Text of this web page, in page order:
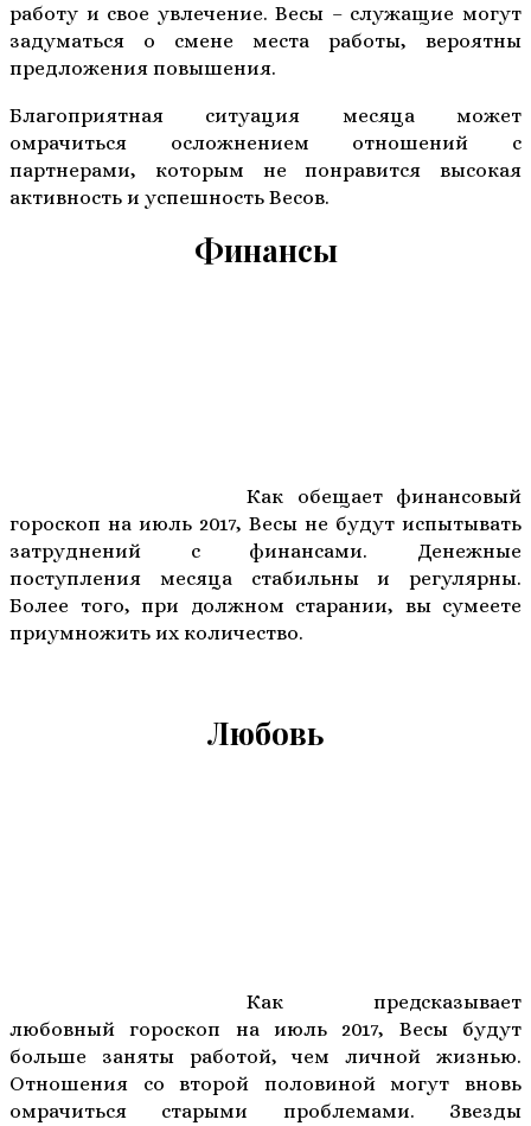
работу и свое увлечение. Весы – служащие могут
задуматься о смене места работы, вероятны
предложения повышения.
Благоприятная ситуация месяца может
омрачиться осложнением отношений с
партнерами, которым не понравится высокая
активность и успешность Весов.
Финансы
Как обещает финансовый
гороскоп на июль 2017, Весы не будут испытывать
затруднений с финансами. Денежные
поступления месяца стабильны и регулярны.
Более того, при должном старании, вы сумеете
приумножить их количество.
Любовь
Как предсказывает
любовный гороскоп на июль 2017, Весы будут
больше заняты работой, чем личной жизнью.
Отношения со второй половиной могут вновь
омрачиться старыми проблемами. Звезды